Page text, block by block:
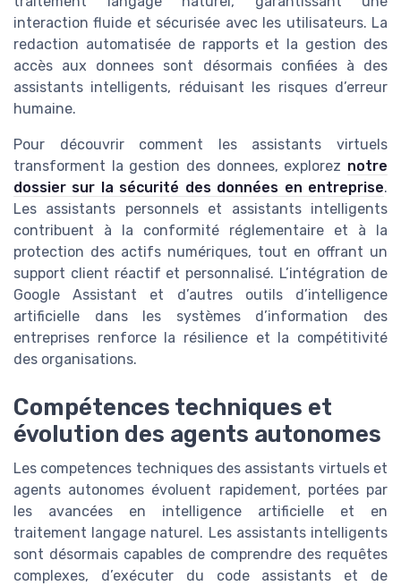
interaction fluide et sécurisée avec les utilisateurs. La
redaction automatisée de rapports et la gestion des
accès aux donnees sont désormais confiées à des
assistants intelligents, réduisant les risques d’erreur
humaine.
Pour découvrir comment les assistants virtuels
transforment la gestion des donnees, explorez notre
dossier sur la sécurité des données en entreprise.
Les assistants personnels et assistants intelligents
contribuent à la conformité réglementaire et à la
protection des actifs numériques, tout en offrant un
support client réactif et personnalisé. L’intégration de
Google Assistant et d’autres outils d’intelligence
artificielle dans les systèmes d’information des
entreprises renforce la résilience et la compétitivité
des organisations.
Compétences techniques et
évolution des agents autonomes
Les competences techniques des assistants virtuels et
agents autonomes évoluent rapidement, portées par
les avancées en intelligence artificielle et en
traitement langage naturel. Les assistants intelligents
sont désormais capables de comprendre des requêtes
complexes, d’exécuter du code assistants et de